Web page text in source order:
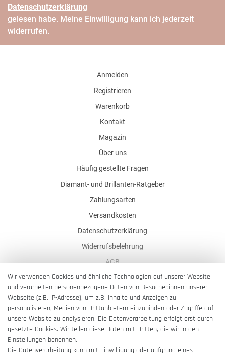
Daten­schutz­erklärung
gelesen habe. Meine Einwilligung kann ich jederzeit
widerrufen.
Anmelden
Registrieren
Warenkorb
Kontakt
Magazin
Über uns
Häufig gestellte Fragen
Diamant- und Brillanten-Ratgeber
Zahlungsarten
Versandkosten
Datenschutzerklärung
Widerrufsbelehrung
AGB
Impressum
Barrierefreiheitserklärung
Vertrag widerrufen
Wir verwenden Cookies und ähnliche Technologien auf unserer Website
und verarbeiten personenbezogene Daten von Besucher:innen unserer
Webseite (z.B. IP-Adresse), um z.B. Inhalte und Anzeigen zu
personalisieren, Medien von Drittanbietern einzubinden oder Zugriffe auf
unsere Website zu analysieren. Die Datenverarbeitung erfolgt erst durch
gesetzte Cookies. Wir teilen diese Daten mit Dritten, die wir in den
Einstellungen benennen.
Die Datenverarbeitung kann mit Einwilligung oder aufgrund eines